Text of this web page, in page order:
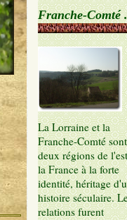
Franche-Comté
La Lorraine et la
Franche-Comté sont
deux régions de
la France à la forte
identité, héritage
histoire séculaire.
relations furent